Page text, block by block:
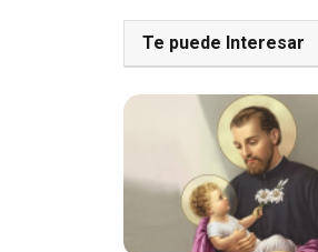
Te puede Interesar